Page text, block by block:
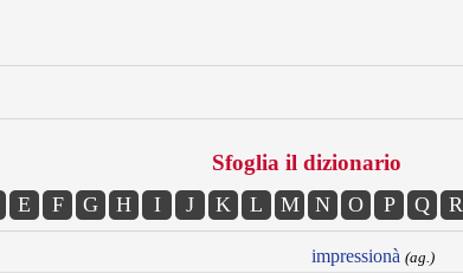
Sfoglia il dizionario
E F G H I J K L M N O P Q R
impressionà (ag.)